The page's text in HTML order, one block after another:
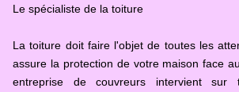
Le spécialiste de la toiture
La toiture doit faire l'objet de toutes les
assure la protection de votre maison face
entreprise de couvreurs intervient